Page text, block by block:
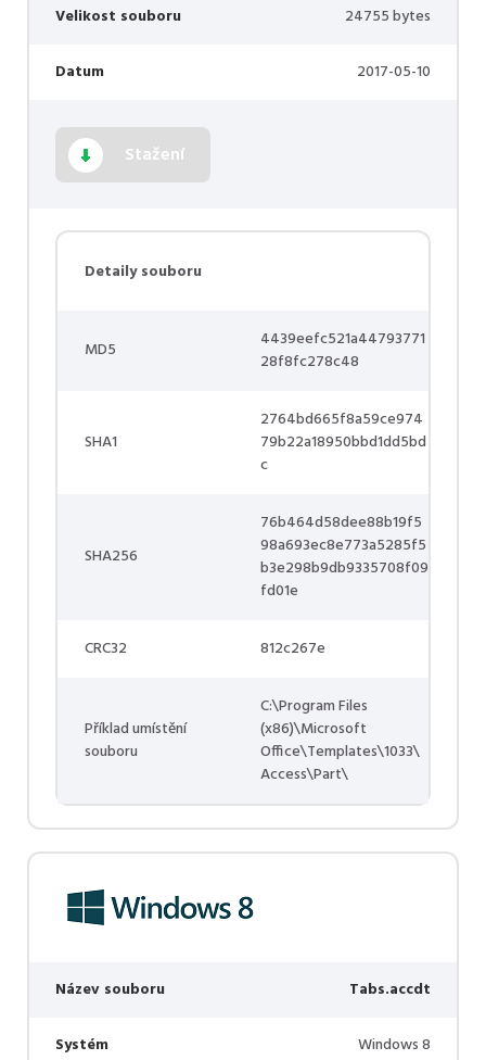
Velikost souboru 24755 bytes
Datum 2017-05-10
Stažení
Detaily souboru
MD5
4439eefc521a44793771
28f8fc278c48
SHA1
2764bd665f8a59ce974
79b22a18950bbd1dd5bd
c
SHA256
76b464d58dee88b19f5
98a693ec8e773a5285f5
b3e298b9db9335708f09
fd01e
CRC32 812c267e
Příklad umístění
souboru
C:\Program Files
(x86)\Microsoft
Office\Templates\1033\
Access\Part\
Název souboru Tabs.accdt
Systém Windows 8